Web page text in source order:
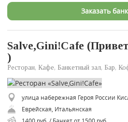
Заказать
Salve,Gini!Cafe
)
улица набережная Героя России
Еврейская, Итальянская
1400 руб. / Банкет от 1500 руб.